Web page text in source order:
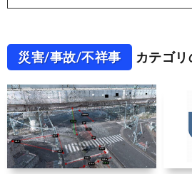
災害/事故/不祥事 カテゴ